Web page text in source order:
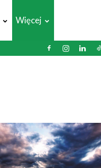
Więcej